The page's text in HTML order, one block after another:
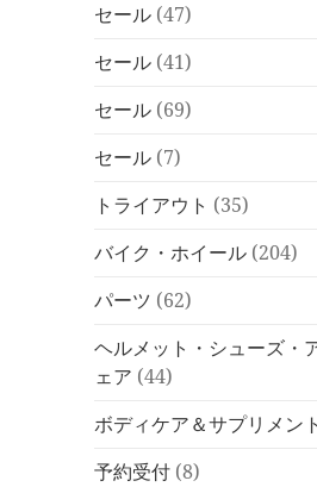
セール (47)
セール (41)
セール (69)
セール (7)
トライアウト (35)
バイク・ホイール (204)
パーツ (62)
ヘルメット・シューズ・
ェア (44)
ボディケア＆サプリメント
予約受付 (8)